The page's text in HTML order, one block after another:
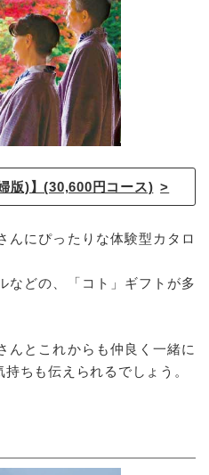
版)】(30,600円コース)
んにぴったりな体験型カタロ
などの、「コト」ギフトが多
んとこれからも仲良く一緒に
ちも伝えられるでしょう。